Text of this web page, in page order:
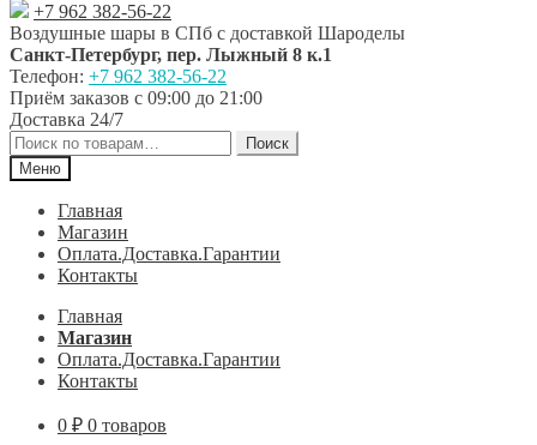
+7 962 382-56-22
Воздушные шары в СПб с доставкой Шароделы
Санкт-Петербург, пер. Лыжный 8 к.1
Телефон: +7 962 382-56-22
Приём заказов с 09:00 до 21:00
Доставка 24/7
Искать:
Поиск
Меню
Главная
Магазин
Оплата.Доставка.Гарантии
Контакты
Главная
Магазин
Оплата.Доставка.Гарантии
Контакты
0 ₽ 0 товаров